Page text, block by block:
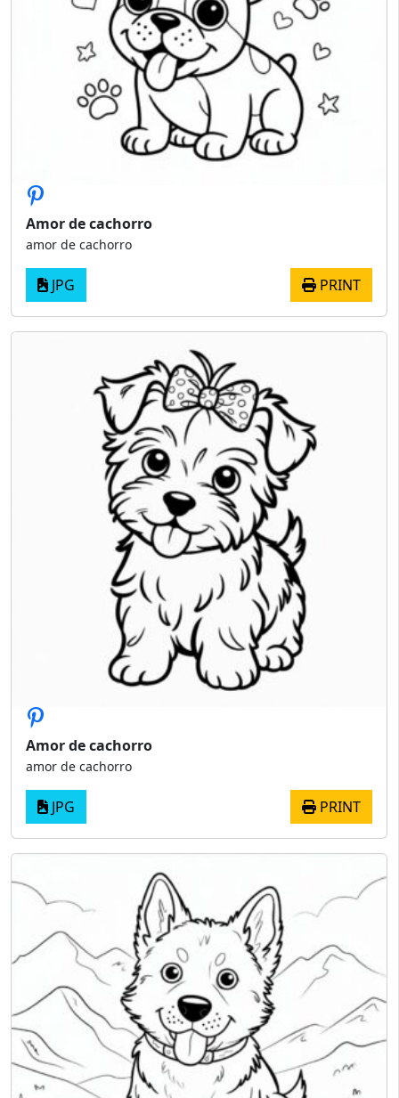
Amor de cachorro
amor de cachorro
JPG PRINT
Amor de cachorro
amor de cachorro
JPG PRINT